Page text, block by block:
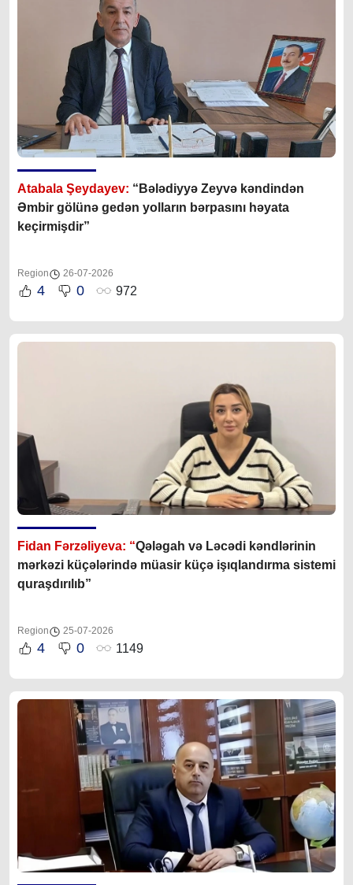
Atabala Şeydayev: “Bələdiyyə Zeyvə kəndindən
Əmbir gölünə gedən yolların bərpasını həyata
keçirmişdir”
Region 26-07-2026
4 0 972
Fidan Fərzəliyeva: “Qələgah və Ləcədi kəndlərinin
mərkəzi küçələrində müasir küçə işıqlandırma sistemi
quraşdırılıb”
Region 25-07-2026
4 0 1149